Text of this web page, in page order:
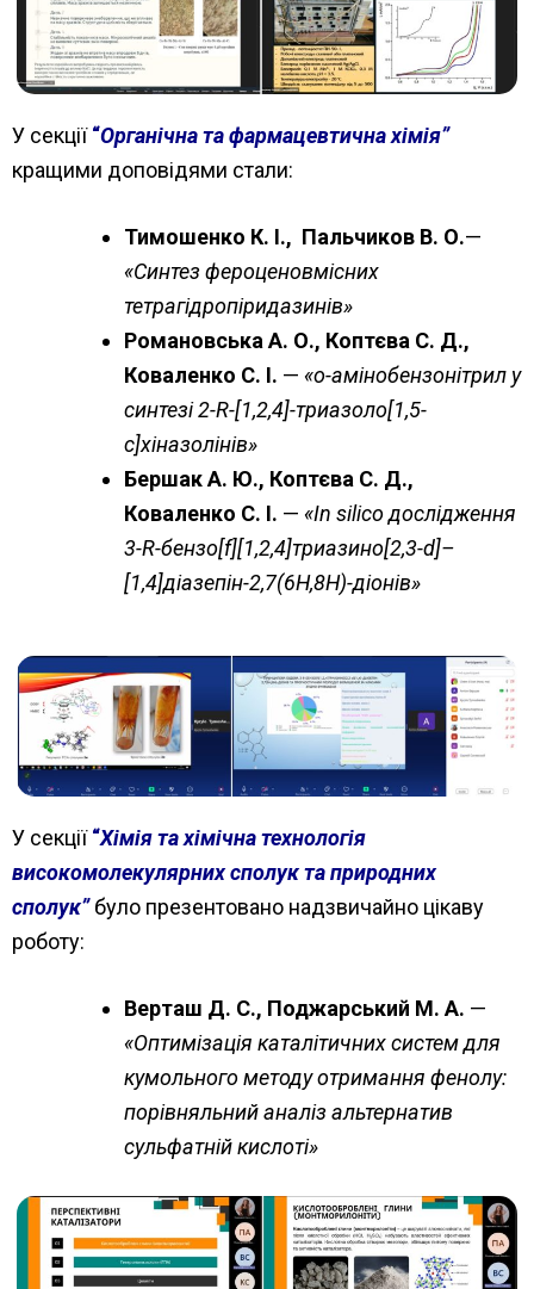
У секції“Органічна та фармацевтична хімія”
кращими доповідями стали:
Тимошенко К. І., Пальчиков В. О.—
«Синтез фероценовмісних
тетрагідропіридазинів»
Романовська А. О., Коптєва С. Д.,
Коваленко С. І. — «о-амінобензонітрил у
синтезі 2-R-[1,2,4]-триазоло[1,5-
c]хіназолінів»
Бершак А. Ю., Коптєва С. Д.,
Коваленко С. І. — «In silico дослідження
3-R-бензо[f][1,2,4]триазино[2,3-d]–
[1,4]діазепін-2,7(6H,8H)-діонів»
У секції“Хімія та хімічна технологія
високомолекулярних сполук та природних
сполук”було презентовано надзвичайно цікаву
роботу:
Верташ Д. С., Поджарський М. А. —
«Оптимізація каталітичних систем для
кумольного методу отримання фенолу:
порівняльний аналіз альтернатив
сульфатній кислоті»